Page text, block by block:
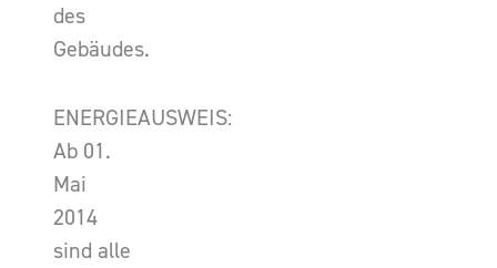
des
Gebäudes.
ENERGIEAUSWEIS:
Ab 01.
Mai
2014
sind alle